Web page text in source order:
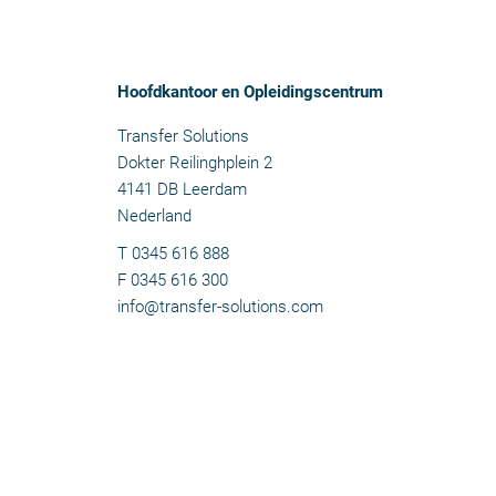
Hoofdkantoor en Opleidingscentrum
Transfer Solutions
Dokter Reilinghplein 2
4141 DB Leerdam
Nederland
T 0345 616 888
F 0345 616 300
info@transfer-solutions.com